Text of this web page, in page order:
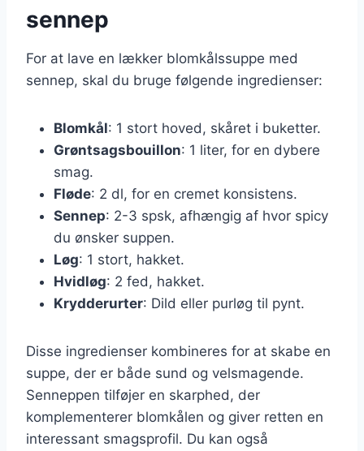
sennep
For at lave en lækker blomkålssuppe med
sennep, skal du bruge følgende ingredienser:
Blomkål: 1 stort hoved, skåret i buketter.
Grøntsagsbouillon: 1 liter, for en dybere
smag.
Fløde: 2 dl, for en cremet konsistens.
Sennep: 2-3 spsk, afhængig af hvor spicy
du ønsker suppen.
Løg: 1 stort, hakket.
Hvidløg: 2 fed, hakket.
Krydderurter: Dild eller purløg til pynt.
Disse ingredienser kombineres for at skabe en
suppe, der er både sund og velsmagende.
Senneppen tilføjer en skarphed, der
komplementerer blomkålen og giver retten en
interessant smagsprofil. Du kan også